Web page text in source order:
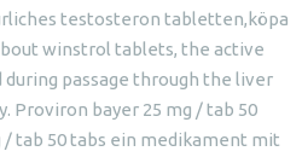
testosteron tabletten,köpa
winstrol tablets, the active
passage through the liver
Proviron bayer 25 mg / tab 50
tab 50 tabs ein medikament mit